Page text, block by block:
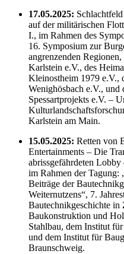
17.05.2025:
auf der militärischen
I., im Rahmen des
16. Symposium zur
angrenzenden
Karlstein e.V., des
Kleinostheim 1979 e.V.,
Wenighösbach e.V., und
Spessartprojekts e.V. –
Karlstein am Main.
15.05.2025: Retten von
Entertainments – Die
abrissgefährdeten
im Rahmen der Tagung:
Beiträge der
Weiternutzens“, 7.
Bautechnikgeschichte in
Baukonstruktion und
Stahlbau, dem Institut
und dem Institut für
Braunschweig.